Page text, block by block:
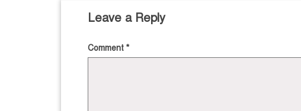
Leave a Reply
Comment *